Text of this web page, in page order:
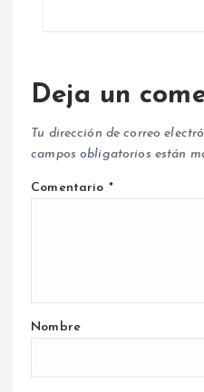
Deja un
Tu dirección de correo
campos obligatorios están
Comentario *
Nombre